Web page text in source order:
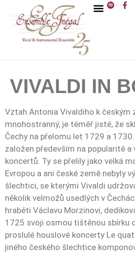
VIVALDI IN
Vztah Antonia Vivaldiho k českým
mnohostranný, je téměř jisté, že
Čechy na přelomu let 1729 a
založen především na popularitě a
koncertů. Ty se přelily jako velká
Evropou a ani české země nebyly
šlechtici, se kterými Vivaldi
několik velmožů usedlých v
hraběti Václavu Morzinovi,
1725 svoji osmou tištěnou sbírku
proslulé houslové koncerty Le
jiného českého šlechtice